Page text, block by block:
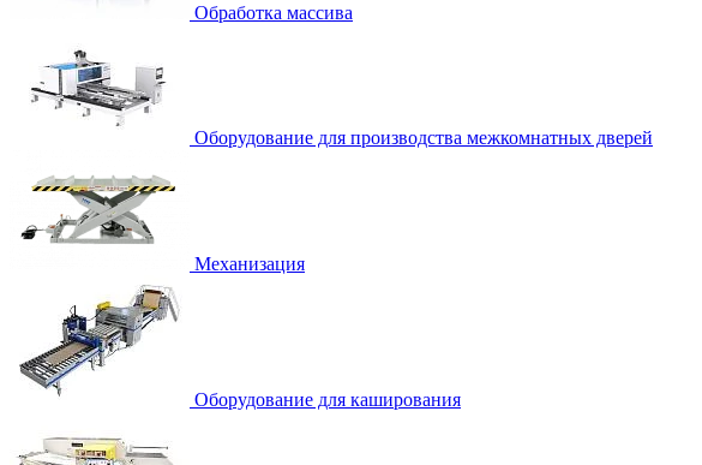
Обработка массива
Оборудование для производства межкомнатных дверей
Механизация
Оборудование для каширования